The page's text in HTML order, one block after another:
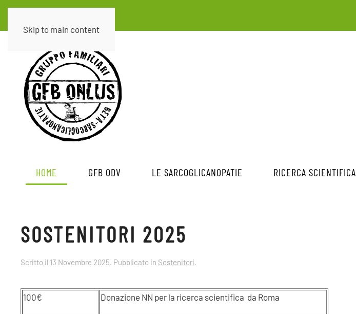
Skip to main content
HOME GFB ODV LE SARCOGLICANOPATIE RICERCA SCIENTIFICA
SOSTENITORI 2025
Scritto il 13 Novembre 2025. Pubblicato in Sostenitori.
100€ Donazione NN per la ricerca scientifica da Roma